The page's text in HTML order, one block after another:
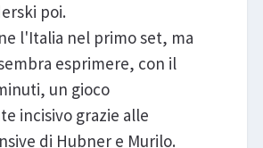
poi.
l'Italia nel primo set, ma
esprimere, con il
un gioco
incisivo grazie alle
di Hubner e Murilo.